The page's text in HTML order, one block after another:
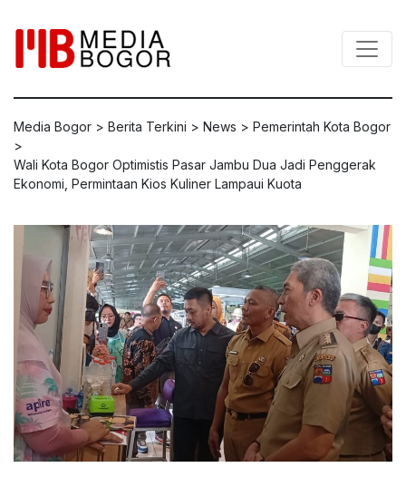
Media Bogor > Berita Terkini > News > Pemerintah Kota Bogor
>
Wali Kota Bogor Optimistis Pasar Jambu Dua Jadi Penggerak
Ekonomi, Permintaan Kios Kuliner Lampaui Kuota